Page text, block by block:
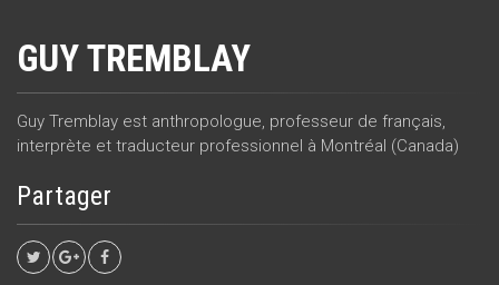
GUY TREMBLAY
Guy Tremblay est anthropologue, professeur de français,
interprète et traducteur professionnel à Montréal (Canada)
Partager